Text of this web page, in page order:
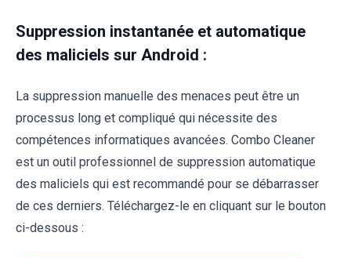
Suppression instantanée et automatique
des maliciels sur Android :
La suppression manuelle des menaces peut être un
processus long et compliqué qui nécessite des
compétences informatiques avancées. Combo Cleaner
est un outil professionnel de suppression automatique
des maliciels qui est recommandé pour se débarrasser
de ces derniers. Téléchargez-le en cliquant sur le bouton
ci-dessous :